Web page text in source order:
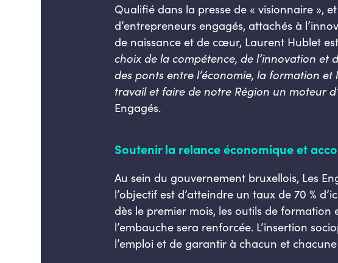
Qualifié dans la presse de « visionnaire »,
d’entrepreneurs engagés, attachés à
de naissance et de cœur, Laurent Hublet
choix de la compétence, de l’innovation et
des ponts entre l’économie, la formation
travail et faire de notre Région un moteur
Engagés.
Soutenir la relance économique et
Au sein du gouvernement bruxellois, Les
l’objectif est d’atteindre un taux de 70 %
dès le premier mois, les outils de
l’embauche sera renforcée. L’insertion
l’emploi et de garantir à chacun et